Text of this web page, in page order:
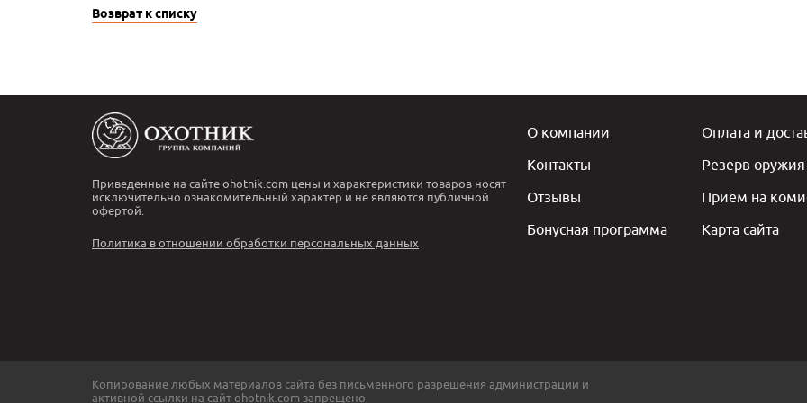
Возврат к списку
Приведенные на сайте ohotnik.com цены и характеристики товаров носят
исключительно ознакомительный характер и не являются публичной
офертой.
Политика в отношении обработки персональных данных
О компании
Контакты
Отзывы
Бонусная программа
Оплата и
Резерв оружия
Приём на
Карта сайта
Копирование любых материалов сайта без письменного разрешения администрации и
активной ссылки на сайт ohotnik.com запрещено.